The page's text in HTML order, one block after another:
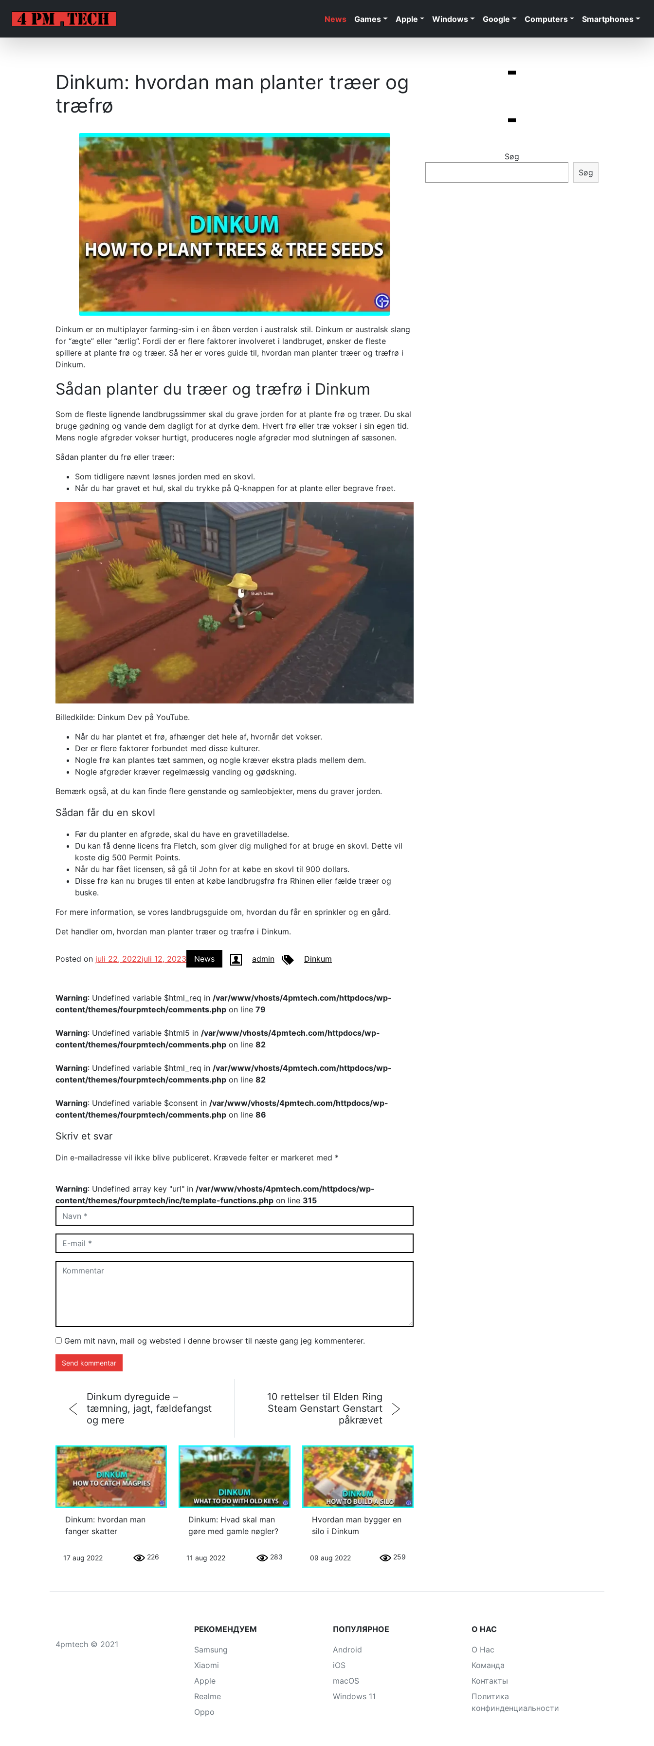
News Games Apple Windows Google Computers Smartphones
Dinkum: hvordan man planter træer og
træfrø
Dinkum er en multiplayer farming-sim i en åben verden i australsk stil. Dinkum er australsk slang
for “ægte” eller “ærlig”. Fordi der er flere faktorer involveret i landbruget, ønsker de fleste
spillere at plante frø og træer. Så her er vores guide til, hvordan man planter træer og træfrø i
Dinkum.
Sådan planter du træer og træfrø i Dinkum
Som de fleste lignende landbrugssimmer skal du grave jorden for at plante frø og træer. Du skal
bruge gødning og vande dem dagligt for at dyrke dem. Hvert frø eller træ vokser i sin egen tid.
Mens nogle afgrøder vokser hurtigt, produceres nogle afgrøder mod slutningen af ​​sæsonen.
Sådan planter du frø eller træer:
Som tidligere nævnt løsnes jorden med en skovl.
Når du har gravet et hul, skal du trykke på Q-knappen for at plante eller begrave frøet.
Billedkilde: Dinkum Dev på YouTube.
Når du har plantet et frø, afhænger det hele af, hvornår det vokser.
Der er flere faktorer forbundet med disse kulturer.
Nogle frø kan plantes tæt sammen, og nogle kræver ekstra plads mellem dem.
Nogle afgrøder kræver regelmæssig vanding og gødskning.
Bemærk også, at du kan finde flere genstande og samleobjekter, mens du graver jorden.
Sådan får du en skovl
Før du planter en afgrøde, skal du have en gravetilladelse.
Du kan få denne licens fra Fletch, som giver dig mulighed for at bruge en skovl. Dette vil
koste dig 500 Permit Points.
Når du har fået licensen, så gå til John for at købe en skovl til 900 dollars.
Disse frø kan nu bruges til enten at købe landbrugsfrø fra Rhinen eller fælde træer og
buske.
For mere information, se vores landbrugsguide om, hvordan du får en sprinkler og en gård.
Det handler om, hvordan man planter træer og træfrø i Dinkum.
Posted on juli 22, 2022juli 12, 2023 News admin Dinkum
Warning: Undefined variable $html_req in /var/www/vhosts/4pmtech.com/httpdocs/wp-
content/themes/fourpmtech/comments.php on line 79
Warning: Undefined variable $html5 in /var/www/vhosts/4pmtech.com/httpdocs/wp-
content/themes/fourpmtech/comments.php on line 82
Warning: Undefined variable $html_req in /var/www/vhosts/4pmtech.com/httpdocs/wp-
content/themes/fourpmtech/comments.php on line 82
Warning: Undefined variable $consent in /var/www/vhosts/4pmtech.com/httpdocs/wp-
content/themes/fourpmtech/comments.php on line 86
Skriv et svar
Din e-mailadresse vil ikke blive publiceret. Krævede felter er markeret med *
Warning: Undefined array key "url" in /var/www/vhosts/4pmtech.com/httpdocs/wp-
content/themes/fourpmtech/inc/template-functions.php on line 315
Gem mit navn, mail og websted i denne browser til næste gang jeg kommenterer.
Dinkum dyreguide –
tæmning, jagt, fældefangst
og mere
10 rettelser til Elden Ring
Steam Genstart Genstart
påkrævet
Dinkum: hvordan man
fanger skatter
17 aug 2022 226
Dinkum: Hvad skal man
gøre med gamle nøgler?
11 aug 2022 283
Hvordan man bygger en
silo i Dinkum
09 aug 2022 259
Søg
Søg
4pmtech © 2021
РЕКОМЕНДУЕМ
Samsung
Xiaomi
Apple
Realme
Oppo
ПОПУЛЯРНОЕ
Android
iOS
macOS
Windows 11
О НАС
О Нас
Команда
Контакты
Политика
конфинденциальности